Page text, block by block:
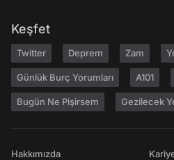
Keşfet
Twitter Deprem Zam
Günlük Burç Yorumları A101
Bugün Ne Pişirsem Gezilecek
Hakkımızda